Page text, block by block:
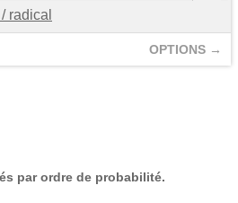
radical
OPTIONS →
par ordre de probabilité.